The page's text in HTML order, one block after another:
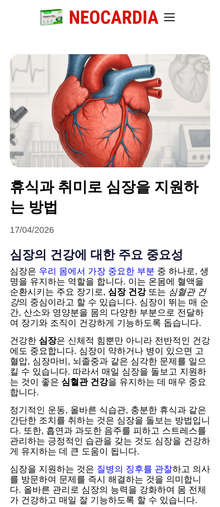
휴식과 취미로 심장을 지원하
는 방법
17/04/2026
심장의 건강에 대한 주요 중요성
심장은 우리 몸에서 가장 중요한 부분 중 하나로, 생
명을 유지하는 역할을 합니다. 이는 온몸에 혈액을
순환시키는 주요 장기로, 심장 건강또는 심혈관 건
강의 중심이라고 할 수 있습니다. 심장이 뛰는 매 순
간, 산소와 영양분을 몸의 다양한 부분으로 전달하
여 장기와 조직이 건강하게 기능하도록 돕습니다.
건강한 심장은 신체적 힘뿐만 아니라 전반적인 건강
에도 중요합니다. 심장이 약하거나 병이 있으면 고
혈압, 심장마비, 뇌졸중과 같은 심각한 문제를 일으
킬 수 있습니다. 따라서 매일 심장을 돌보고 지원하
는 것이 좋은 심혈관 건강을 유지하는 데 매우 중요
합니다.
정기적인 운동, 올바른 식습관, 충분한 휴식과 같은
간단한 조치를 취하는 것은 심장을 돌보는 방법입니
다. 또한, 흡연과 과도한 음주를 피하고 스트레스를
관리하는 긍정적인 습관을 갖는 것도 심장을 건강하
게 유지하는 데 큰 도움이 됩니다.
심장을 지원하는 것은 질병의 징후를 관찰하고 의사
를 방문하여 문제를 즉시 해결하는 것을 의미합니
다. 올바른 관리로 심장의 능력을 강화하여 몸 전체
가 건강하고 매일 잘 기능하도록 할 수 있습니다.